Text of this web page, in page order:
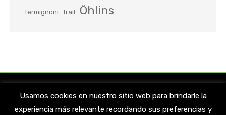
Termignoni trail Öhlins
Usamos cookies en nuestro sitio web para brindarle la
experiencia más relevante recordando sus preferencias y